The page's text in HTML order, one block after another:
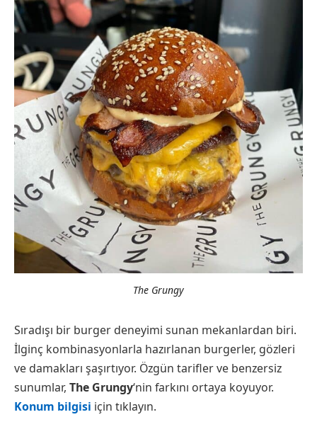
The Grungy
Sıradışı bir burger deneyimi sunan mekanlardan biri.
İlginç kombinasyonlarla hazırlanan burgerler, gözleri
ve damakları şaşırtıyor. Özgün tarifler ve benzersiz
sunumlar, The Grungy‘nin farkını ortaya koyuyor.
Konum bilgisi için tıklayın.